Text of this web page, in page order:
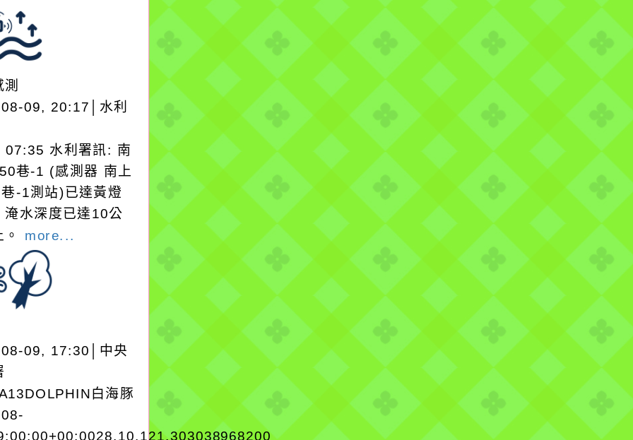
09, 20:17│水利
07:35 水利署訊: 南
巷-1 (感測器 南上
-1測站)已達黃燈
淹水深度已達10公
。​​​ more...
09, 17:30│中央
白海豚